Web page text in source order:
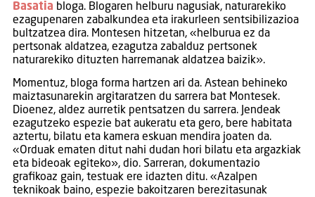
Basatia bloga. Blogaren helburu nagusiak, naturarekiko
ezagupenaren zabalkundea eta irakurleen sentsibilizazioa
bultzatzea dira. Montesen hitzetan, «helburua ez da
pertsonak aldatzea, ezagutza zabalduz pertsonek
naturarekiko dituzten harremanak aldatzea baizik».
Momentuz, bloga forma hartzen ari da. Astean behineko
maiztasunarekin argitaratzen du sarrera bat Montesek.
Dioenez, aldez aurretik pentsatzen du sarrera. Jendeak
ezagutzeko espezie bat aukeratu eta gero, bere habitata
aztertu, bilatu eta kamera eskuan mendira joaten da.
«Orduak ematen ditut nahi dudan hori bilatu eta argazkiak
eta bideoak egiteko», dio. Sarreran, dokumentazio
grafikoaz gain, testuak ere idazten ditu. «Azalpen
teknikoak baino, espezie bakoitzaren berezitasunak